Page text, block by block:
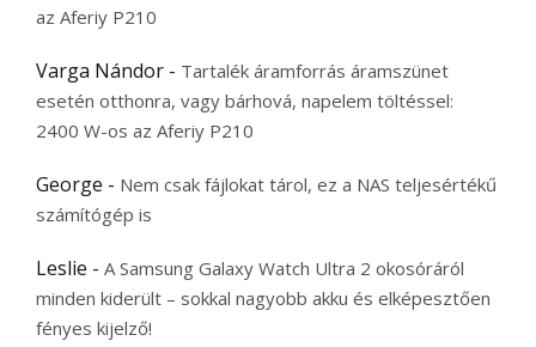
az Aferiy P210
Varga Nándor - Tartalék áramforrás áramszünet
esetén otthonra, vagy bárhová, napelem töltéssel:
2400 W-os az Aferiy P210
George - Nem csak fájlokat tárol, ez a NAS teljesértékű
számítógép is
Leslie - A Samsung Galaxy Watch Ultra 2 okosóráról
minden kiderült – sokkal nagyobb akku és elképesztően
fényes kijelző!